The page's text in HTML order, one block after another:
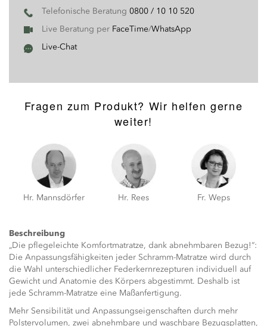
Telefonische Beratung 0800 / 10 10 520
Live Beratung per FaceTime/WhatsApp
Live-Chat
Fragen zum Produkt? Wir helfen gerne
weiter!
Hr. Mannsdörfer Hr. Rees Fr. Weps
Beschreibung
„Die pflegeleichte Komfortmatratze, dank abnehmbaren Bezug!“:
Die Anpassungsfähigkeiten jeder Schramm-Matratze wird durch
die Wahl unterschiedlicher Federkernrezepturen individuell auf
Gewicht und Anatomie des Körpers abgestimmt. Deshalb ist
jede Schramm-Matratze eine Maßanfertigung.
Mehr Sensibilität und Anpassungseigenschaften durch mehr
Polstervolumen, zwei abnehmbare und waschbare Bezugsplatten,